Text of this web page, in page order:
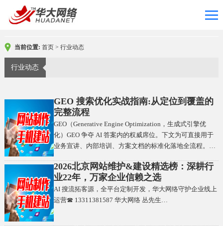
当前位置: 首页> 行业动态
行业动态
GEO 搜索优化实战指南:从定位到覆盖的
完整流程
GEO（Generative Engine Optimization，生成式引擎优
化）GEO 争夺 AI 答案内的权威席位。下文为可直接用于
业务宣讲、内部培训、方案文档的标准化落地全流程。…
2026北京网站维护&建设精选榜：深耕行
业22年，万家企业信赖之选
AI 搜流拓客源，全平台定制开发，华大网络守护企业线上
运营☎ 13311381587 华大网络 丛先生…